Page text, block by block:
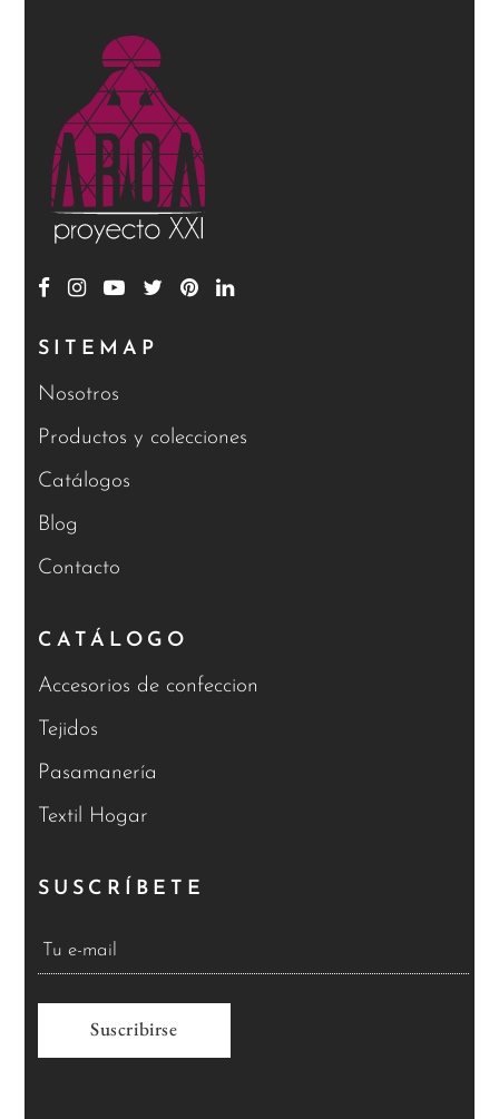
SITEMAP
Nosotros
Productos y colecciones
Catálogos
Blog
Contacto
CATÁLOGO
Accesorios de confeccion
Tejidos
Pasamanería
Textil Hogar
SUSCRÍBETE